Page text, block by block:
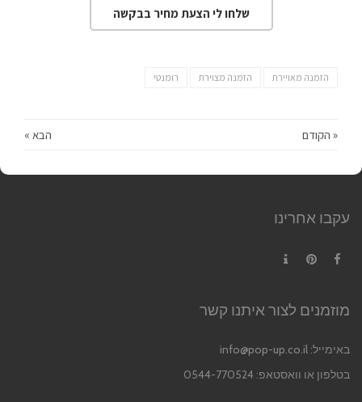
שלחו לי הצעת מחיר בבקשה
הזמנה מאויירת הזמנה מצוירת רומנטי
« הקודם הבא »
עקבו אחרינו
מוזמנים לצור איתנו קשר
באימייל: info@pop-up.co.il
בטלפון או וואסטאפ: 0544-770524